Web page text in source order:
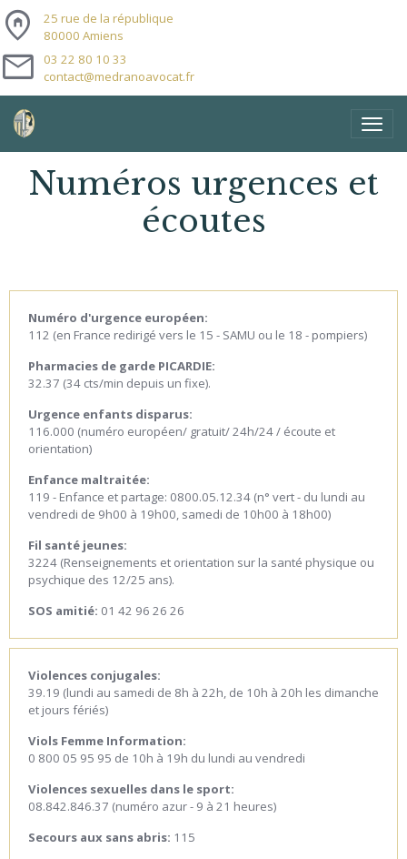
home_pin
25 rue de la république
80000 Amiens
mail
03 22 80 10 33
contact@medranoavocat.fr
Numéros urgences et
écoutes
Numéro d'urgence européen:
112 (en France redirigé vers le 15 - SAMU ou le 18 - pompiers)
Pharmacies de garde PICARDIE:
32.37 (34 cts/min depuis un fixe).
Urgence enfants disparus:
116.000 (numéro européen/ gratuit/ 24h/24 / écoute et
orientation)
Enfance maltraitée:
119 - Enfance et partage: 0800.05.12.34 (n° vert - du lundi au
vendredi de 9h00 à 19h00, samedi de 10h00 à 18h00)
Fil santé jeunes:
3224 (Renseignements et orientation sur la santé physique ou
psychique des 12/25 ans).
SOS amitié: 01 42 96 26 26
Violences conjugales:
39.19 (lundi au samedi de 8h à 22h, de 10h à 20h les dimanche
et jours fériés)
Viols Femme Information:
0 800 05 95 95 de 10h à 19h du lundi au vendredi
Violences sexuelles dans le sport:
08.842.846.37 (numéro azur - 9 à 21 heures)
Secours aux sans abris: 115